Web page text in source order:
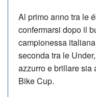
Al primo anno tra le
confermarsi dopo il
campionessa
seconda tra le
azzurro e brillare sia
Bike Cup.